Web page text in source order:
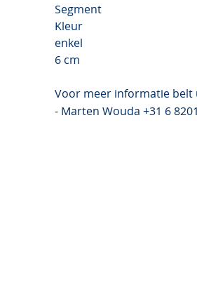
Segment
Kleur
enkel
6 cm
Voor meer informatie belt
- Marten Wouda +31 6